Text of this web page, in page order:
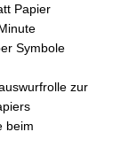
Papier
Symbole
zur
beim